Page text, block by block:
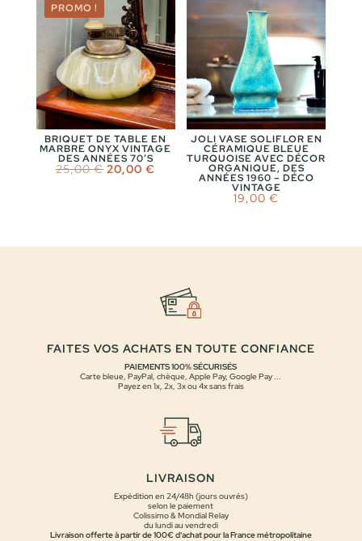
PROMO !
BRIQUET DE TABLE EN
MARBRE ONYX VINTAGE
DES ANNÉES 70’S
25,00€ Le
prix
20,00€
JOLI VASE SOLIFLOR EN
CÉRAMIQUE BLEUE
TURQUOISE AVEC DÉCOR
ORGANIQUE, DES
ANNÉES 1960 – DÉCO
VINTAGE
19,00€
FAITES VOS ACHATS EN TOUTE CONFIANCE
PAIEMENTS 100% SÉCURISÉS
Carte bleue, PayPal, chèque, Apple Pay, Google Pay ...
Payez en 1x, 2x, 3x ou 4x sans frais
LIVRAISON
Expédition en 24/48h (jours ouvrés)
selon le paiement
Colissimo & Mondial Relay
du lundi au vendredi
Livraison offerte à partir de 100€ d'achat pour la France métropolitaine